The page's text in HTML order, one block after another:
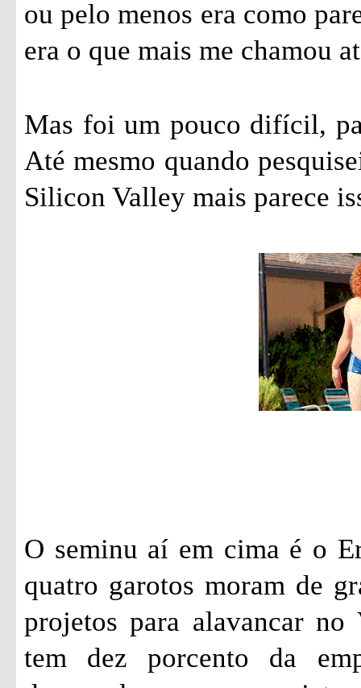
ou pelo menos era como
era o que mais me chamou
Mas foi um pouco difícil,
Até mesmo quando
Silicon Valley mais parece
O seminu aí em cima é o
quatro garotos moram de
projetos para alavancar
tem dez porcento da